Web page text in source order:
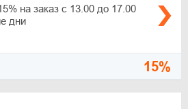
на заказ с 13.00 до 17.00
дни
15%